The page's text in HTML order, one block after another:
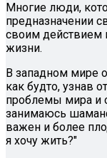
Многие люди,
предназначении
своим действием
жизни.
В западном мире
как будто, узнав
проблемы мира и
занимаюсь
важен и более
я хочу жить?"